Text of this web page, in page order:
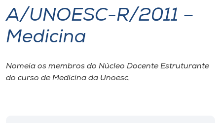
I.nova
Cultura
A/UNOESC-R/2011 –
Medicina
Nomeia os membros do Núcleo Docente Estruturante
do curso de Medicina da Unoesc.